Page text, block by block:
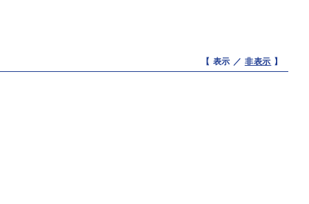
【 表示 ／ 非表示 】